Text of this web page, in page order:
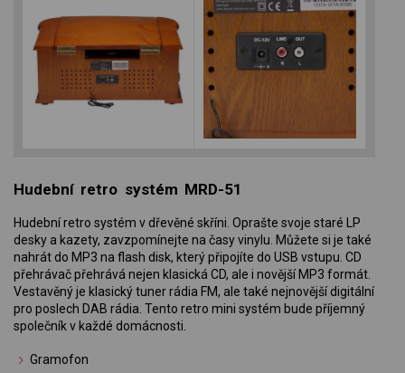
Hudební retro systém MRD-51
Hudební retro systém v dřevěné skříni. Oprašte svoje staré LP
desky a kazety, zavzpomínejte na časy vinylu. Můžete si je také
nahrát do MP3 na flash disk, který připojíte do USB vstupu. CD
přehrávač přehrává nejen klasická CD, ale i novější MP3 formát.
Vestavěný je klasický tuner rádia FM, ale také nejnovější digitální
pro poslech DAB rádia. Tento retro mini systém bude příjemný
společník v každé domácnosti.
Gramofon